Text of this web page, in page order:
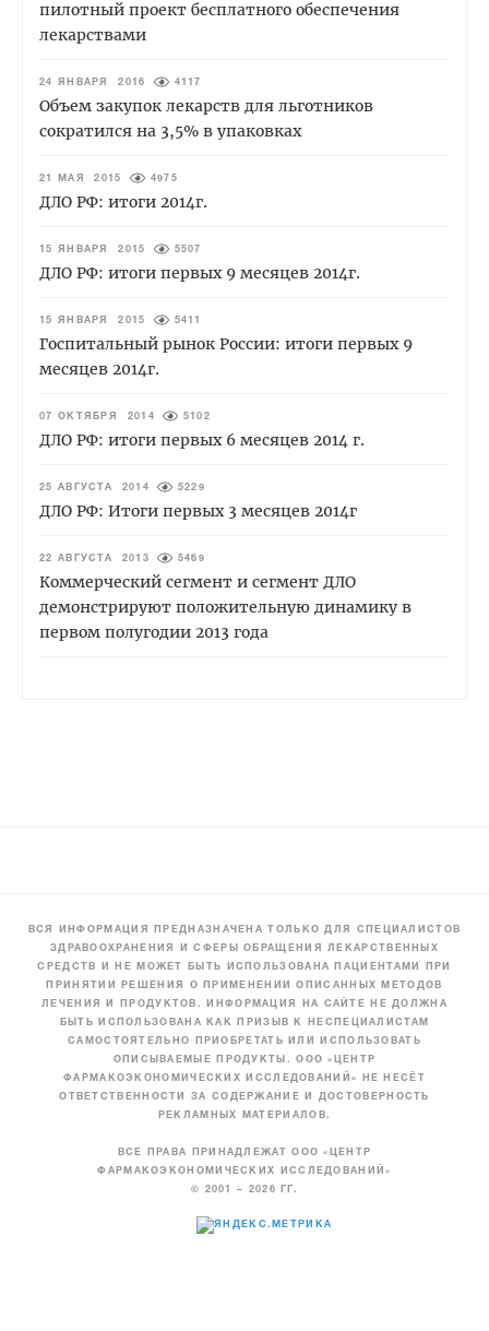
пилотный проект бесплатного обеспечения
лекарствами
24 ЯНВАРЯ 2016 4117
Объем закупок лекарств для льготников
сократился на 3,5% в упаковках
21 МАЯ 2015 4975
ДЛО РФ: итоги 2014г.
15 ЯНВАРЯ 2015 5507
ДЛО РФ: итоги первых 9 месяцев 2014г.
15 ЯНВАРЯ 2015 5411
Госпитальный рынок России: итоги первых 9
месяцев 2014г.
07 ОКТЯБРЯ 2014 5102
ДЛО РФ: итоги первых 6 месяцев 2014 г.
25 АВГУСТА 2014 5229
ДЛО РФ: Итоги первых 3 месяцев 2014г
22 АВГУСТА 2013 5469
Коммерческий сегмент и сегмент ДЛО
демонстрируют положительную динамику в
первом полугодии 2013 года
ВСЯ ИНФОРМАЦИЯ ПРЕДНАЗНАЧЕНА ТОЛЬКО ДЛЯ СПЕЦИАЛИСТОВ
ЗДРАВООХРАНЕНИЯ И СФЕРЫ ОБРАЩЕНИЯ ЛЕКАРСТВЕННЫХ
СРЕДСТВ И НЕ МОЖЕТ БЫТЬ ИСПОЛЬЗОВАНА ПАЦИЕНТАМИ ПРИ
ПРИНЯТИИ РЕШЕНИЯ О ПРИМЕНЕНИИ ОПИСАННЫХ МЕТОДОВ
ЛЕЧЕНИЯ И ПРОДУКТОВ. ИНФОРМАЦИЯ НА САЙТЕ НЕ ДОЛЖНА
БЫТЬ ИСПОЛЬЗОВАНА КАК ПРИЗЫВ К НЕСПЕЦИАЛИСТАМ
САМОСТОЯТЕЛЬНО ПРИОБРЕТАТЬ ИЛИ ИСПОЛЬЗОВАТЬ
ОПИСЫВАЕМЫЕ ПРОДУКТЫ. ООО «ЦЕНТР
ФАРМАКОЭКОНОМИЧЕСКИХ ИССЛЕДОВАНИЙ» НЕ НЕСЁТ
ОТВЕТСТВЕННОСТИ ЗА СОДЕРЖАНИЕ И ДОСТОВЕРНОСТЬ
РЕКЛАМНЫХ МАТЕРИАЛОВ.
ВСЕ ПРАВА ПРИНАДЛЕЖАТ ООО «ЦЕНТР
ФАРМАКОЭКОНОМИЧЕСКИХ ИССЛЕДОВАНИЙ»
© 2001 – 2026 ГГ.